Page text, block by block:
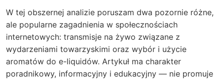
W tej obszernej analizie poruszam dwa pozornie różne,
ale popularne zagadnienia w społecznościach
internetowych: transmisje na żywo związane z
wydarzeniami towarzyskimi oraz wybór i użycie
aromatów do e-liquidów. Artykuł ma charakter
poradnikowy, informacyjny i edukacyjny — nie promuje